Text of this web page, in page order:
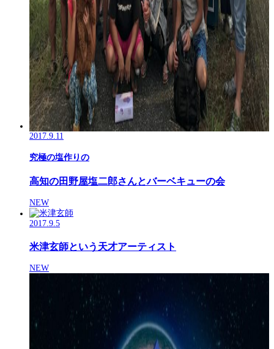
2017.9.11
究極の塩作りの
高知の田野屋塩二郎さんとバーベキューの会
NEW
2017.9.5
米津玄師という天才アーティスト
NEW